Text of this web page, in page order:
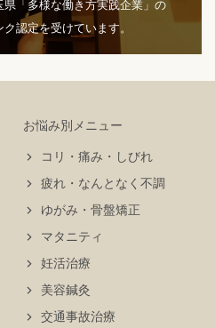
「多様な働き方実践企業」の
定を受けています。
お悩み別メニュー
コリ・痛み・しびれ
疲れ・なんとなく不調
ゆがみ・骨盤矯正
マタニティ
妊活治療
美容鍼灸
交通事故治療